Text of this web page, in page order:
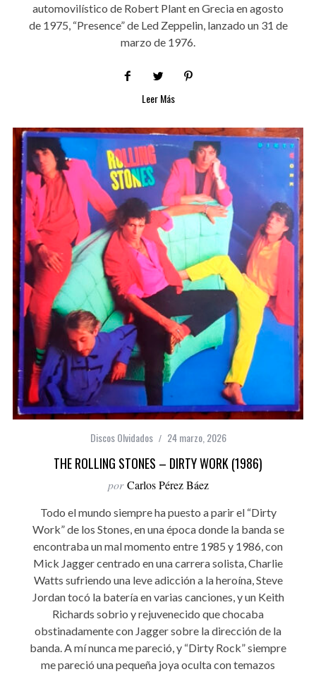
automovilístico de Robert Plant en Grecia en agosto
de 1975, “Presence” de Led Zeppelin, lanzado un 31 de
marzo de 1976.
Leer Más
Discos Olvidados 24 marzo, 2026
THE ROLLING STONES – DIRTY WORK (1986)
por Carlos Pérez Báez
Todo el mundo siempre ha puesto a parir el “Dirty
Work” de los Stones, en una época donde la banda se
encontraba un mal momento entre 1985 y 1986, con
Mick Jagger centrado en una carrera solista, Charlie
Watts sufriendo una leve adicción a la heroína, Steve
Jordan tocó la batería en varias canciones, y un Keith
Richards sobrio y rejuvenecido que chocaba
obstinadamente con Jagger sobre la dirección de la
banda. A mí nunca me pareció, y “Dirty Rock” siempre
me pareció una pequeña joya oculta con temazos